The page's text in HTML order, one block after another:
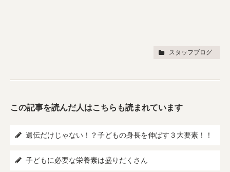
スタッフブログ
この記事を読んだ人はこちらも読まれています
遺伝だけじゃない！？子どもの身長を伸ばす３大要素！！
子どもに必要な栄養素は盛りだくさん